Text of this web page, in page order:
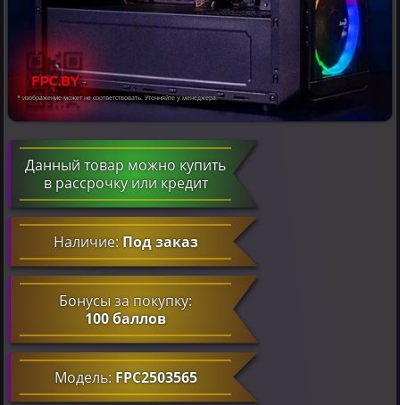
* изображение может не соответствовать. Уточняйте у менеджера.
Данный товар можно купить
в рассрочку или кредит
Наличие:Под заказ
Бонусы за покупку:
100 баллов
Модель:FPC2503565